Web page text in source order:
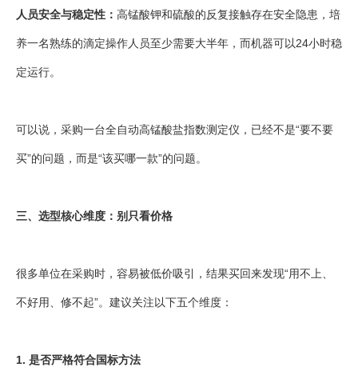
人员安全与稳定性： 高锰酸钾和硫酸的反复接触存在安全隐患，培
养一名熟练的滴定操作人员至少需要大半年，而机器可以24小时稳
定运行。
可以说，采购一台全自动高锰酸盐指数测定仪，已经不是“要不要
买”的问题，而是“该买哪一款”的问题。
三、选型核心维度：别只看价格
很多单位在采购时，容易被低价吸引，结果买回来发现“用不上、
不好用、修不起”。建议关注以下五个维度：
1. 是否严格符合国标方法